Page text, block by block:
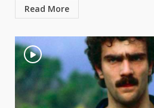
Read More